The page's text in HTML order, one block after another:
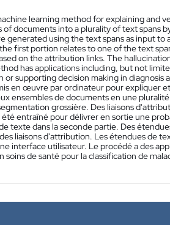
learning method for explaining and
documents into a plurality of text spans
generated using the text spans as input to
first portion relates to one of the text
on the attribution links. The
has applications including, but not
or supporting decision making in
en œuvre par ordinateur pour expliquer
ensembles de documents en une
grossière. Des liaisons
entraîné pour délivrer en sortie une
texte dans la seconde partie. Des
liaisons d'attribution. Les étendues de
interface utilisateur. Le procédé a des
de santé pour la classification de